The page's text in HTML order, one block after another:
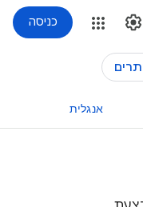
כניסה
אנגלית